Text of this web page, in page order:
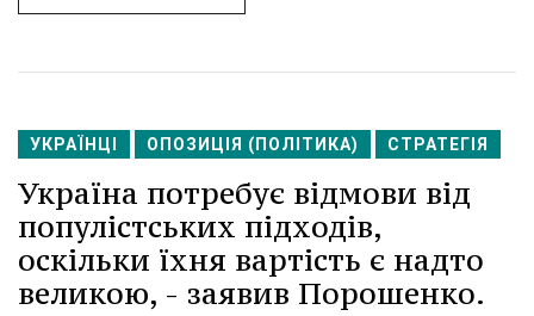
УКРАЇНЦІ ОПОЗИЦІЯ (ПОЛІТИКА) СТРАТЕГІЯ
Україна потребує відмови від
популістських підходів,
оскільки їхня вартість є надто
великою, - заявив Порошенко.